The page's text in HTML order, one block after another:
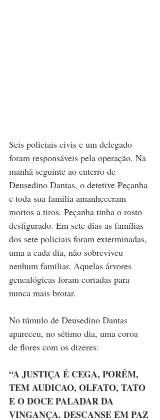
Seis policiais civis e um delegado
foram responsáveis pela operação. Na
manhã seguinte ao enterro de
Deusedino Dantas, o detetive Peçanha
e toda sua família amanheceram
mortos a tiros. Peçanha tinha o rosto
desfigurado. Em sete dias as famílias
dos sete policiais foram exterminadas,
uma a cada dia, não sobreviveu
nenhum familiar. Aquelas árvores
genealógicas foram cortadas para
nunca mais brotar.
No túmulo de Deusedino Dantas
apareceu, no sétimo dia, uma coroa
de flores com os dizeres:
“A JUSTIÇA É CEGA, PORÉM,
TEM AUDICAO, OLFATO, TATO
E O DOCE PALADAR DA
VINGANÇA. DESCANSE EM PAZ